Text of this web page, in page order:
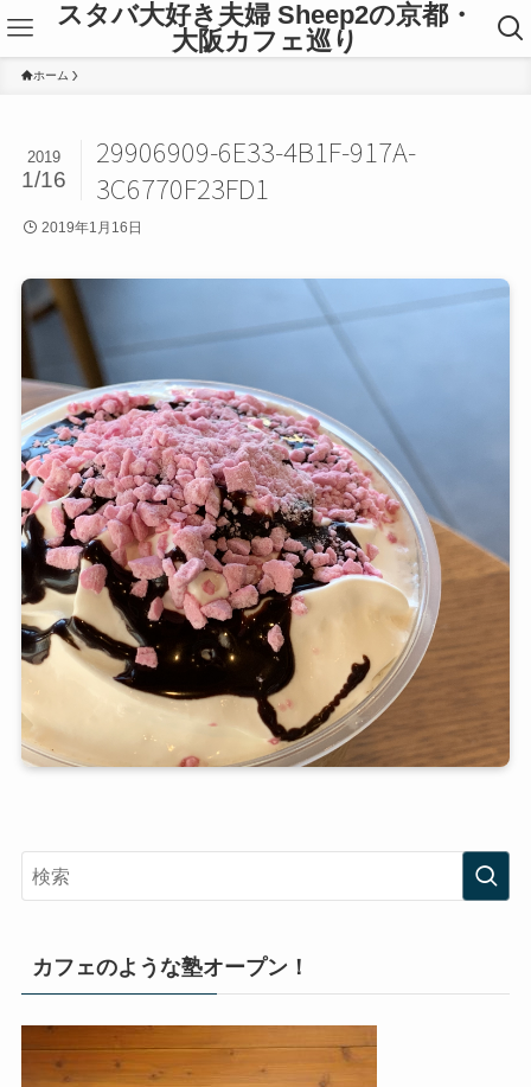
スタバ大好き夫婦 Sheep2の京都・
大阪カフェ巡り
ホーム
29906909-6E33-4B1F-917A-
3C6770F23FD1
2019
1/16
2019年1月16日
カフェのような塾オープン！